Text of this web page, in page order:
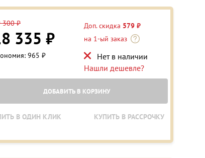
300 ₽
335 ₽
965 ₽
Доп. скидка 579 ₽
на 1-ый заказ
Нет в наличии
Нашли дешевле?
ДОБАВИТЬ В КОРЗИНУ
В ОДИН КЛИК КУПИТЬ В РАССРОЧКУ